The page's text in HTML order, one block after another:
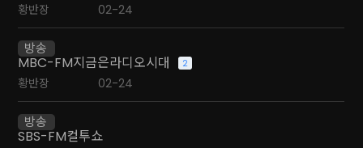
황반장 02-24
방송
MBC-FM지금은라디오시대 2
황반장 02-24
방송
SBS-FM컬투쇼